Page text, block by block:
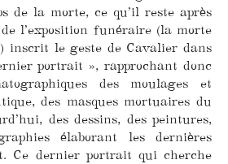
de la morte, ce qu’il reste après
l’exposition funéraire (la morte
inscrit le geste de Cavalier dans
portrait », rapprochant donc
des moulages et
des masques mortuaires du
des dessins, des peintures,
élaborant les dernières
Ce dernier portrait qui cherche